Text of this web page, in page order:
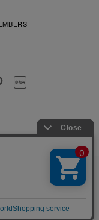
cookie(クッキー)を
ライバシーポリシーを